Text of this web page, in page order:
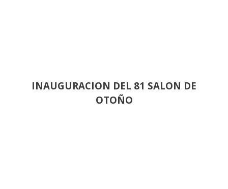
INAUGURACION DEL 81 SALON DE
OTOÑO